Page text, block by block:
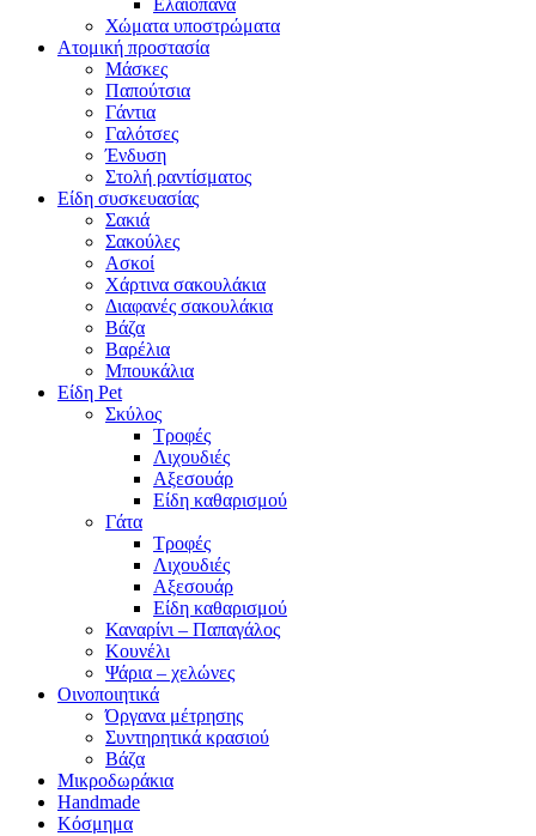
Ελαιόπανα
Χώματα υποστρώματα
Ατομική προστασία
Μάσκες
Παπούτσια
Γάντια
Γαλότσες
Ένδυση
Στολή ραντίσματος
Είδη συσκευασίας
Σακιά
Σακούλες
Ασκοί
Χάρτινα σακουλάκια
Διαφανές σακουλάκια
Βάζα
Βαρέλια
Μπουκάλια
Είδη Pet
Σκύλος
Τροφές
Λιχουδιές
Αξεσουάρ
Είδη καθαρισμού
Γάτα
Τροφές
Λιχουδιές
Αξεσουάρ
Είδη καθαρισμού
Καναρίνι – Παπαγάλος
Κουνέλι
Ψάρια – χελώνες
Οινοποιητικά
Όργανα μέτρησης
Συντηρητικά κρασιού
Βάζα
Μικροδωράκια
Handmade
Κόσμημα